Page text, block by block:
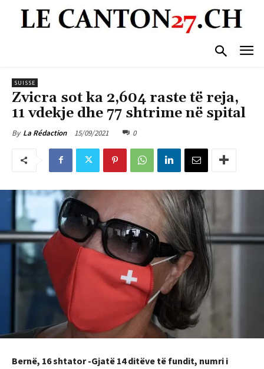
SUISSE
Zvicra sot ka 2,604 raste të reja,
11 vdekje dhe 77 shtrime në spital
By La Rédaction 15/09/2021 0
Bernë, 16 shtator -Gjatë 14 ditëve të fundit, numri i